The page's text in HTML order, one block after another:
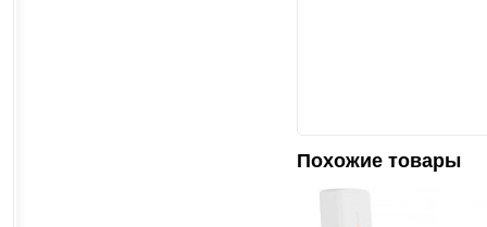
Похожие товары